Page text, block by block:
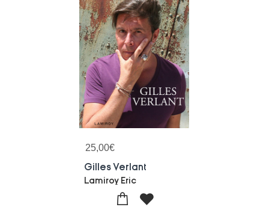
25,00€
Gilles Verlant
Lamiroy Eric